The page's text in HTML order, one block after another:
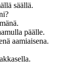
säällä.
päälle.
aamiaisena.